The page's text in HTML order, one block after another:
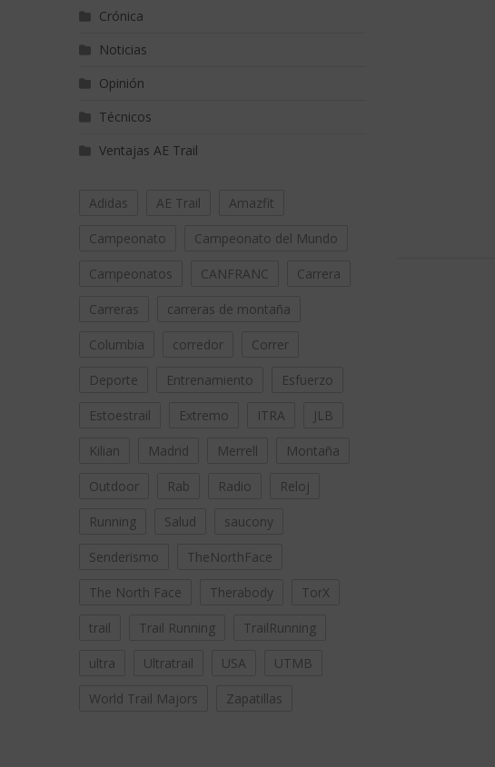
Crónica
Noticias
Opinión
Técnicos
Ventajas AE Trail
Adidas AE Trail Amazfit
Campeonato Campeonato del Mundo
Campeonatos CANFRANC Carrera
Carreras carreras de montaña
Columbia corredor Correr
Deporte Entrenamiento Esfuerzo
Estoestrail Extremo ITRA JLB
Kilian Madrid Merrell Montaña
Outdoor Rab Radio Reloj
Running Salud saucony
Senderismo TheNorthFace
The North Face Therabody TorX
trail Trail Running TrailRunning
ultra Ultratrail USA UTMB
World Trail Majors Zapatillas